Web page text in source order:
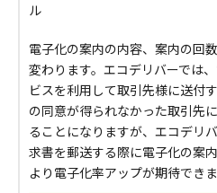
ル
電子化の案内の内容、案内の回
変わります。エコデリバーでは
ビスを利用して取引先様に送付
の同意が得られなかった取引先
ることになりますが、エコデリ
求書を郵送する際に電子化の案
より電子化率アップが期待でき